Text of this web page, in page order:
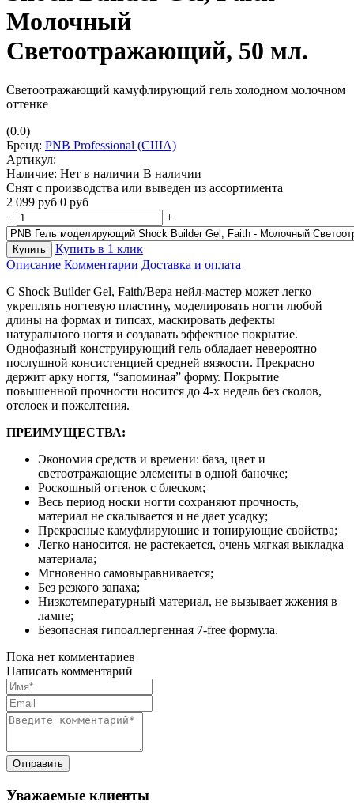
Молочный
Светоотражающий, 50 мл.
Светоотражающий камуфлирующий гель холодном молочном
оттенке
(0.0)
Бренд: PNB Professional (США)
Артикул:
Наличие: Нет в наличии В наличии
Снят с производства или выведен из ассортимента
2 099 руб 0 руб
−
+
Купить
Купить в 1 клик
Описание Комментарии Доставка и оплата
С Shock Builder Gel, Faith/Вера нейл-мастер может легко
укреплять ногтевую пластину, моделировать ногти любой
длины на формах и типсах, маскировать дефекты
натурального ногтя и создавать эффектное покрытие.
Однофазный конструирующий гель обладает невероятно
послушной консистенцией средней вязкости. Прекрасно
держит арку ногтя, “запоминая” форму. Покрытие
повышенной прочности носится до 4-х недель без сколов,
отслоек и пожелтения.
ПРЕИМУЩЕСТВА:
Экономия средств и времени: база, цвет и
светоотражающие элементы в одной баночке;
Роскошный оттенок с блеском;
Весь период носки ногти сохраняют прочность,
материал не скалывается и не дает усадку;
Прекрасные камуфлирующие и тонирующие свойства;
Легко наносится, не растекается, очень мягкая выкладка
материала;
Мгновенно самовыравнивается;
Без резкого запаха;
Низкотемпературный материал, не вызывает жжения в
лампе;
Безопасная гипоаллергенная 7-free формула.
Пока нет комментариев
Написать комментарий
Уважаемые клиенты